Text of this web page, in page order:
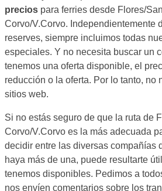
precios para ferries desde Flores/
Corvo/V.Corvo. Independientemente
reserves, siempre incluimos todas
especiales. Y no necesita buscar un
tenemos una oferta disponible, el
reducción o la oferta. Por lo tanto, no
sitios web.
Si no estás seguro de que la ruta de
Corvo/V.Corvo es la más adecuada
decidir entre las diversas compañías
haya más de una, puede resultarte
tenemos disponibles. Pedimos a
nos envíen comentarios sobre los